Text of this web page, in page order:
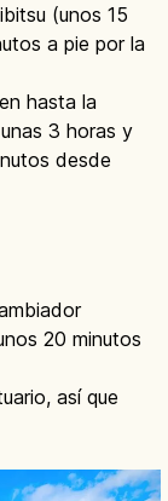
(unos 15
a pie por la
hasta la
3 horas y
desde
20 minutos
así que